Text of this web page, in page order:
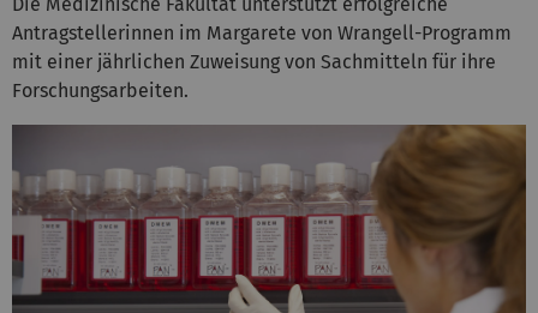
Die Medizinische Fakultät unterstützt erfolgreiche
Antragstellerinnen im Margarete von Wrangell-Programm
mit einer jährlichen Zuweisung von Sachmitteln für ihre
Forschungsarbeiten.